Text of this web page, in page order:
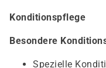
Konditionspflege
Besondere
Spezielle